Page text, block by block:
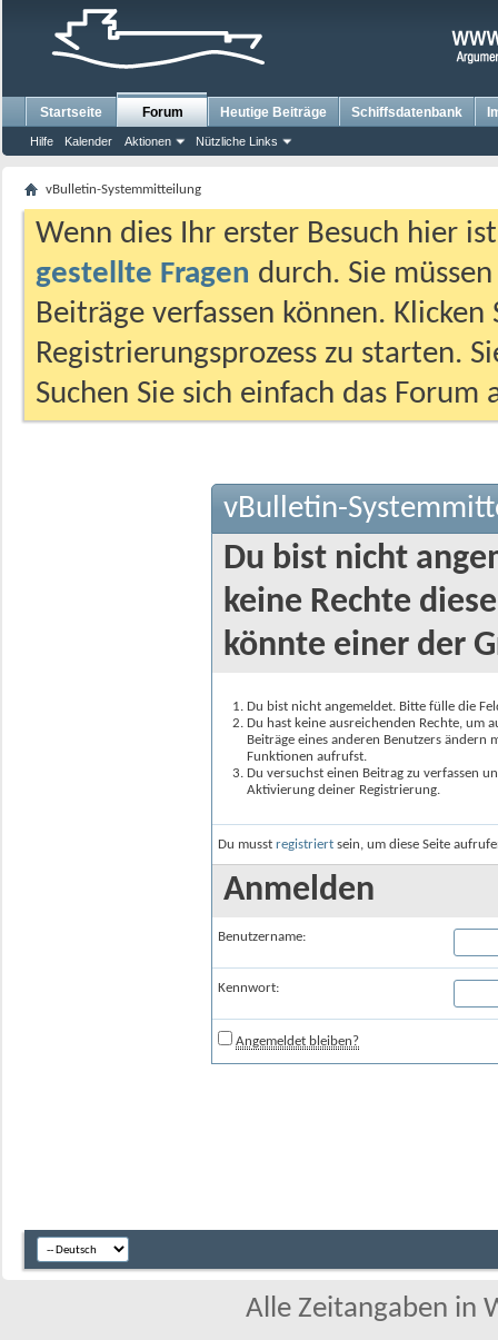
Startseite Forum
Hilfe Kalender Aktionen Nützliche Links
Heutige Beiträge Schiffsdatenbank
vBulletin-Systemmitteilung
Wenn dies Ihr erster Besuch hier
gestellte Fragen durch. Sie
Beiträge verfassen können.
Registrierungsprozess zu starten.
Suchen Sie sich einfach das
vBulletin-
Du bist nicht
keine Rechte
könnte einer der
Du bist nicht angemeldet. Bitte fülle die
Du hast keine ausreichenden Rechte, um
Beiträge eines anderen Benutzers
Funktionen aufrufst.
Du versuchst einen Beitrag zu verfassen
Aktivierung deiner Registrierung.
Du musst registriert sein, um diese Seite
Anmelden
Benutzername:
Kennwort:
Angemeldet bleiben?
Alle Zeitangaben in